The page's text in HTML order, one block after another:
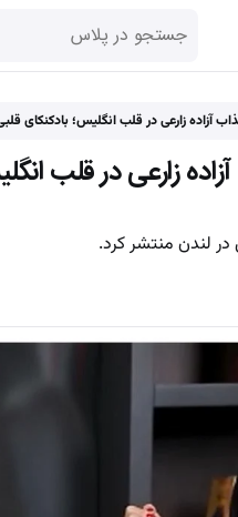
آزاده زارعی در قلب انگلیس؛ بادکنکای
زارعی در قلب
لندن منتشر کرد.